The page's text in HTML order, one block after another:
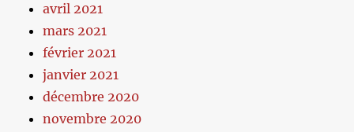
avril 2021
mars 2021
février 2021
janvier 2021
décembre 2020
novembre 2020